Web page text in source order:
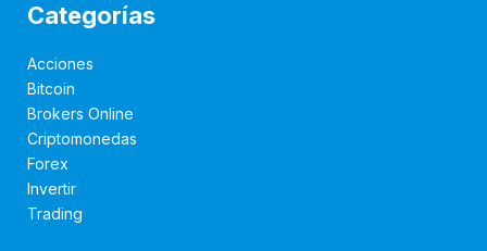
Categorías
Acciones
Bitcoin
Brokers Online
Criptomonedas
Forex
Invertir
Trading